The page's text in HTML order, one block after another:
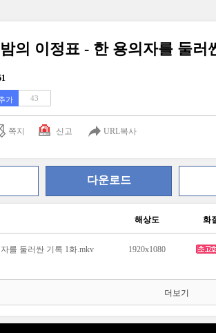
의 이정표 - 한 용의자를 둘러
가 43
쪽지 신고 URL복사
다운로드
해상도 화
를 둘러싼 기록 1화.mkv 1920x1080
더보기